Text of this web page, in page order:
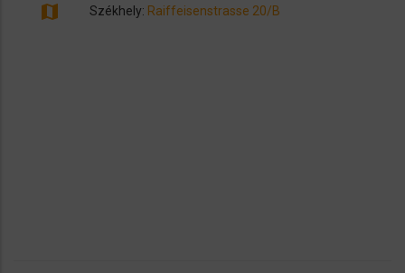
map Székhely: Raiffeisenstrasse 20/B